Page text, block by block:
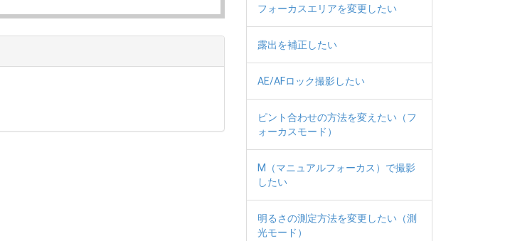
フォーカスエリアを変更したい
露出を補正したい
AE/AFロック撮影したい
ピント合わせの方法を変えたい（フ
ォーカスモード）
M（マニュアルフォーカス）で撮影
したい
明るさの測定方法を変更したい（測
光モード）